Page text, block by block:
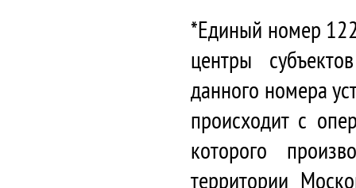
*Единый номер
центры
данного номера
происходит с
которого
территории